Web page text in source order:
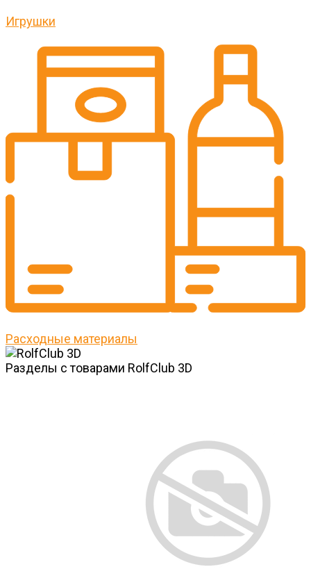
Игрушки
Расходные материалы
Разделы с товарами RolfClub 3D